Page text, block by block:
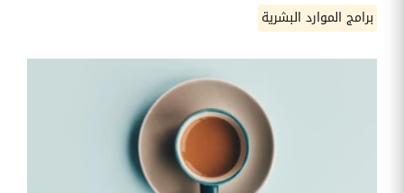
برامج الموارد البشرية